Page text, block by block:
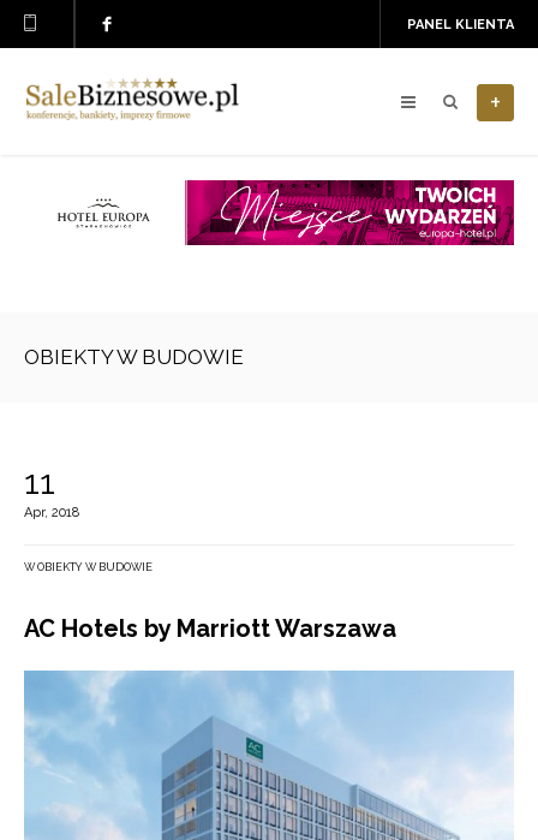
PANEL KLIENTA
+
OBIEKTY W BUDOWIE
11
Apr, 2018
W OBIEKTY W BUDOWIE
AC Hotels by Marriott Warszawa